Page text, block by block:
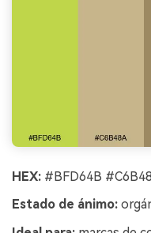
HEX: #BFD64B
Estado de ánimo: